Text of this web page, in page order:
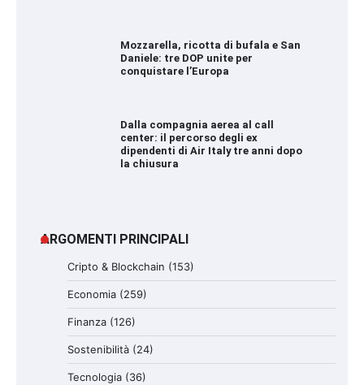
Mozzarella, ricotta di bufala e San
Daniele: tre DOP unite per
conquistare l’Europa
Dalla compagnia aerea al call
center: il percorso degli ex
dipendenti di Air Italy tre anni dopo
la chiusura
ARGOMENTI PRINCIPALI
Cripto & Blockchain (153)
Economia (259)
Finanza (126)
Sostenibilità (24)
Tecnologia (36)